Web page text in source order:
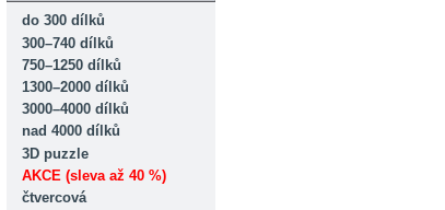
do 300 dílků
300–740 dílků
750–1250 dílků
1300–2000 dílků
3000–4000 dílků
nad 4000 dílků
3D puzzle
AKCE (sleva až 40 %)
čtvercová